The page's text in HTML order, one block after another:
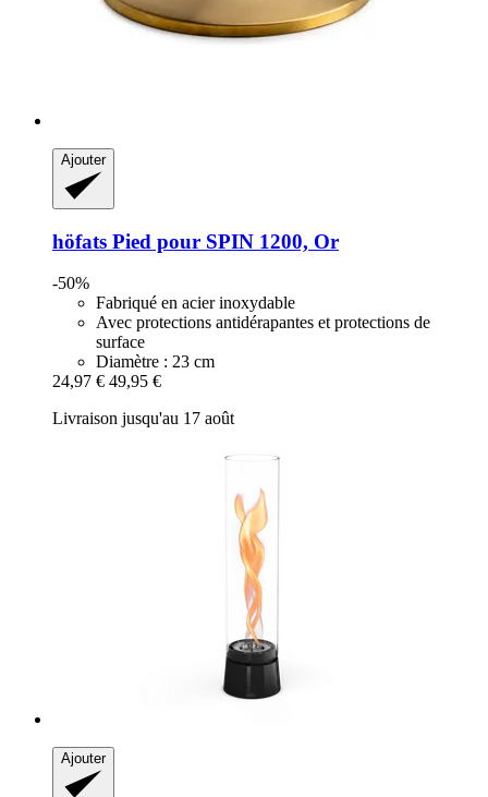
Ajouter
höfats Pied pour SPIN 1200, Or
-50%
Fabriqué en acier inoxydable
Avec protections antidérapantes et protections de
surface
Diamètre : 23 cm
24,97 € 49,95 €
Livraison jusqu'au 17 août
Ajouter